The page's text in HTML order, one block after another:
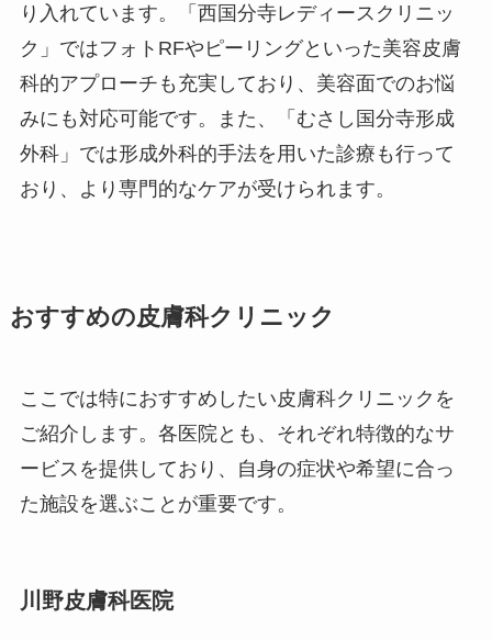
り入れています。「西国分寺レディースクリニッ
ク」ではフォトRFやピーリングといった美容皮膚
科的アプローチも充実しており、美容面でのお悩
みにも対応可能です。また、「むさし国分寺形成
外科」では形成外科的手法を用いた診療も行って
おり、より専門的なケアが受けられます。
おすすめの皮膚科クリニック
ここでは特におすすめしたい皮膚科クリニックを
ご紹介します。各医院とも、それぞれ特徴的なサ
ービスを提供しており、自身の症状や希望に合っ
た施設を選ぶことが重要です。
川野皮膚科医院